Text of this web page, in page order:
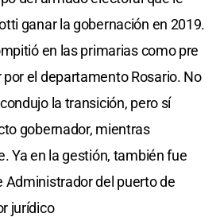
ganar la gobernación en 2019.
en las primarias como pre
el departamento Rosario. No
la transición, pero sí
gobernador, mientras
Ya en la gestión, también fue
Administrador del puerto de
jurídico